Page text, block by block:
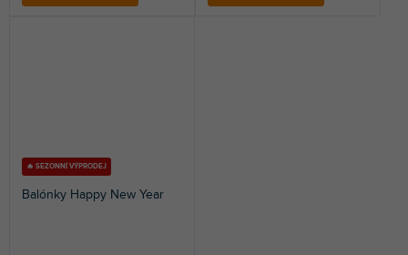
🔥 SEZONNÍ VÝPRODEJ
Balónky Happy New Year